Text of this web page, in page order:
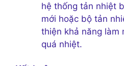
hệ thống tản nhiệt
mới hoặc bộ tản
thiện khả năng làm
quá nhiệt.